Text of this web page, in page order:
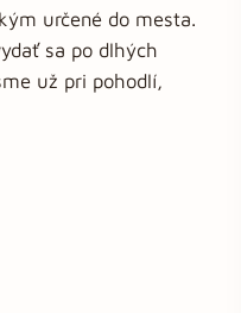
určené do mesta.
sa po dlhých
už pri pohodlí,